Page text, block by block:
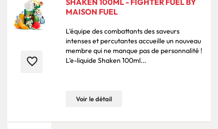
favorite_border
SHAKEN 100ML - FIGHTER FUEL BY
MAISON FUEL
L'équipe des combattants des saveurs
intenses et percutantes accueille un nouveau
membre qui ne manque pas de personnalité !
L'e-liquide Shaken 100ml...
Voir le détail